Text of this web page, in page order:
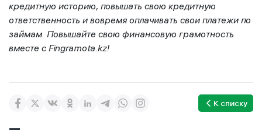
кредитную историю, повышать свою кредитную
ответственность и вовремя оплачивать свои платежи по
займам. Повышайте свою финансовую грамотность
вместе с Fingramota.kz!
К списку